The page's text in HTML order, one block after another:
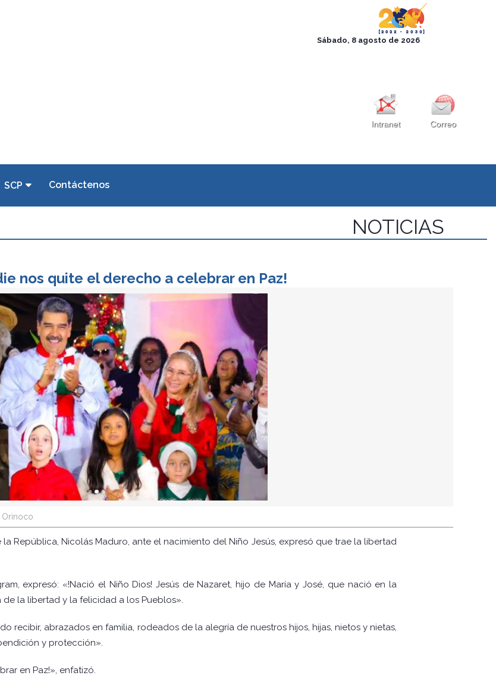
Correo
Intranet
SCP Contáctenos
NOTICIAS
nos quite el derecho a celebrar en Paz!
República, Nicolás Maduro, ante el nacimiento del Niño Jesús, expresó que trae la libertad
expresó: «!Nació el Niño Dios! Jesús de Nazaret, hijo de María y José, que nació en la
de la libertad y la felicidad a los Pueblos».
recibir, abrazados en familia, rodeados de la alegría de nuestros hijos, hijas, nietos y nietas,
y protección».
en Paz!», enfatizó.